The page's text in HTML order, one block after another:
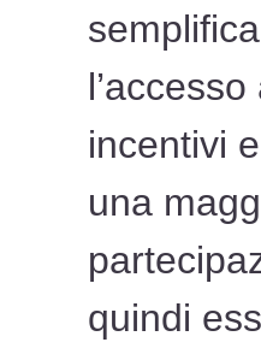
l’accesso
incentivi
una
quindi